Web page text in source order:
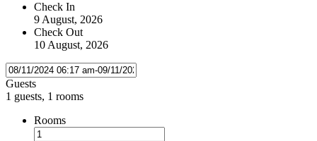
Check In
9 August, 2026
Check Out
10 August, 2026
Guests
1 guests, 1 rooms
Rooms